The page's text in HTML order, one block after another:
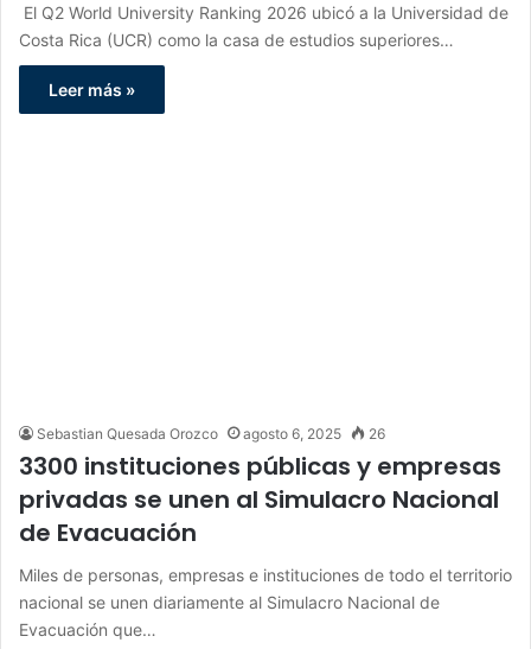
El Q2 World University Ranking 2026 ubicó a la Universidad de
Costa Rica (UCR) como la casa de estudios superiores…
Leer más »
Sebastian Quesada Orozco agosto 6, 2025 26
3300 instituciones públicas y empresas
privadas se unen al Simulacro Nacional
de Evacuación
Miles de personas, empresas e instituciones de todo el territorio
nacional se unen diariamente al Simulacro Nacional de
Evacuación que…